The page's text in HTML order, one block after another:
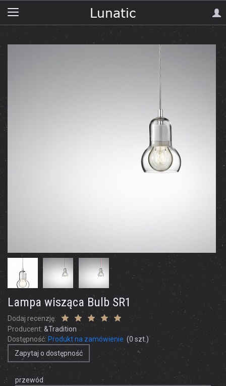
Lampa wisząca Bulb SR1
Dodaj recenzję:
Producent: &Tradition
Dostępność: Produkt na zamówienie (0 szt.)
Zapytaj o dostępność
przewód